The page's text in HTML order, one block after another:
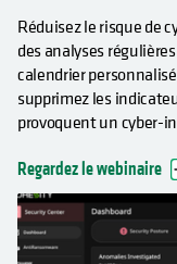
Réduisez le risque de
des analyses
calendrier
supprimez les
provoquent un cyber-
Regardez le webinaire